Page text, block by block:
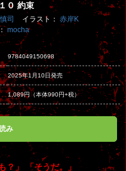
０ 約束
司 イラスト： 赤岸K
mocha
9784049150698
2025年1月10日発売
1,089円 （本体990円+税）
み
？」 「そうだ。」